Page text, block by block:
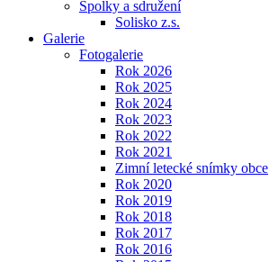
Spolky a sdružení
Solisko z.s.
Galerie
Fotogalerie
Rok 2026
Rok 2025
Rok 2024
Rok 2023
Rok 2022
Rok 2021
Zimní letecké snímky obce
Rok 2020
Rok 2019
Rok 2018
Rok 2017
Rok 2016